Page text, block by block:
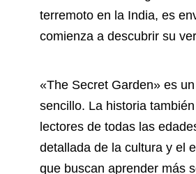
terremoto en la India, es
comienza a descubrir su
«The Secret Garden» es
sencillo. La historia
lectores de todas las
detallada de la cultura y el
que buscan aprender más